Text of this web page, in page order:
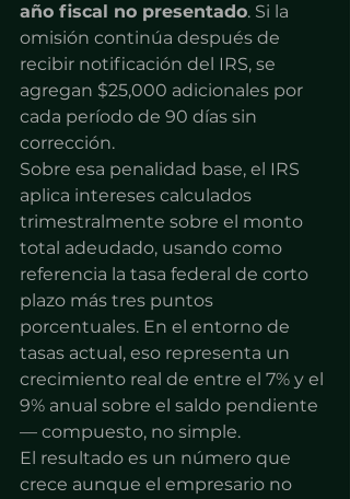
año fiscal no presentado. Si la
omisión continúa después de
recibir notificación del IRS, se
agregan $25,000 adicionales por
cada período de 90 días sin
corrección.
Sobre esa penalidad base, el IRS
aplica intereses calculados
trimestralmente sobre el monto
total adeudado, usando como
referencia la tasa federal de corto
plazo más tres puntos
porcentuales. En el entorno de
tasas actual, eso representa un
crecimiento real de entre el 7% y el
9% anual sobre el saldo pendiente
— compuesto, no simple.
El resultado es un número que
crece aunque el empresario no